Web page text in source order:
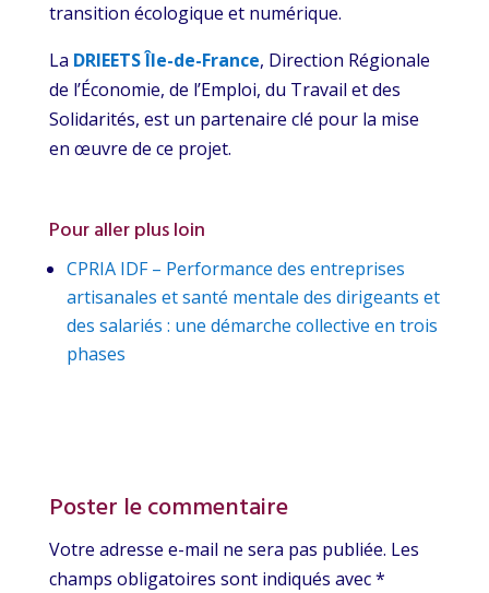
transition écologique et numérique.
La DRIEETS Île-de-France, Direction Régionale
de l’Économie, de l’Emploi, du Travail et des
Solidarités, est un partenaire clé pour la mise
en œuvre de ce projet.
Pour aller plus loin
CPRIA IDF – Performance des entreprises
artisanales et santé mentale des dirigeants et
des salariés : une démarche collective en trois
phases
Poster le commentaire
Votre adresse e-mail ne sera pas publiée. Les
champs obligatoires sont indiqués avec*